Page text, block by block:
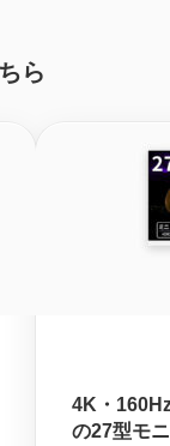
ら
4K・
の27型モ